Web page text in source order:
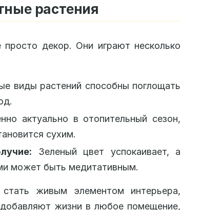
растения
декор. Они играют несколько
виды растений способны поглощать
актуально в отопительный сезон,
сухим.
Зеленый цвет успокаивает, а
может быть медитативным.
живым элементом интерьера,
жизни в любое помещение,